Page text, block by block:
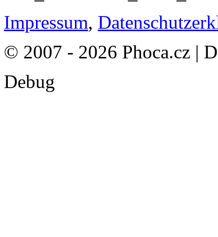
Impressum,
© 2007 - 2026 Phoca.cz |
Debug